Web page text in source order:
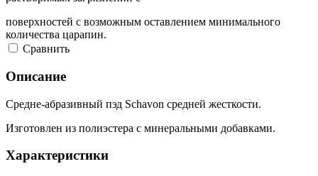
поверхностей с возможным оставлением минимального
количества царапин.
Cравнить
Описание
Средне-абразивный пэд Schavon средней жесткости.
Изготовлен из полиэстера с минеральными добавками.
Характеристики